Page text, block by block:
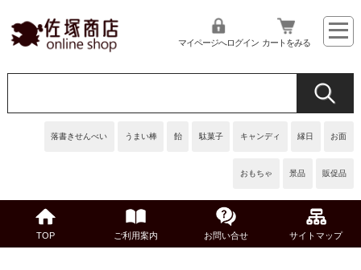
落書きせんべい うまい棒 飴 駄菓子 キャンディ 縁日 お面
おもちゃ 景品 販促品
マイページへログイン カートをみる
TOP ご利用案内 お問い合せ サイトマップ